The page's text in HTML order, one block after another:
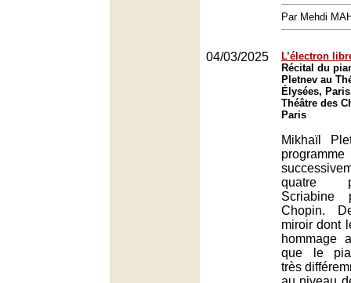
Par Mehdi
04/03/2025
L’électron
Récital du
Pletnev au
Élysées,
Théâtre des
Paris
Mikhaïl
quatre
Chopin.
miroir dont
hommage
que le
très